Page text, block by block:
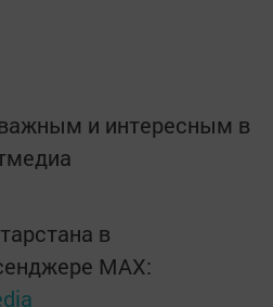
и интересным в
в
MАХ: